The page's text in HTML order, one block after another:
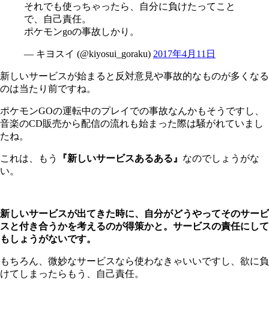
それでも使っちゃったら、自分に負けたってこと
で、自己責任。
ポケモンgoの事故しかり。
— キヨスイ (@kiyosui_goraku) 2017年4月11日
新しいサービスが始まると反対意見や事故的なものが多くなる
のは当たり前ですね。
ポケモンGOの運転中のプレイでの事故なんかもそうですし、
音楽のCD販売から配信の流れも始まった際は騒がれていまし
たね。
これは、もう 『新しいサービスあるある』 なのでしょうがな
い。
新しいサービスが出てきた時に、自分がどうやってそのサービ
スと付き合うかを考えるのが得策かと。サービスの責任にして
もしょうがないです。
もちろん、微妙なサービスなら使わなきゃいいですし、欲に負
けてしまったらもう、自己責任。